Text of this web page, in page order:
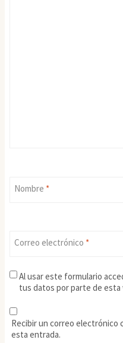
Nombre *
Correo electrónico *
Al usar este formulario
tus datos por parte de esta
Recibir un correo electrónico
esta entrada.